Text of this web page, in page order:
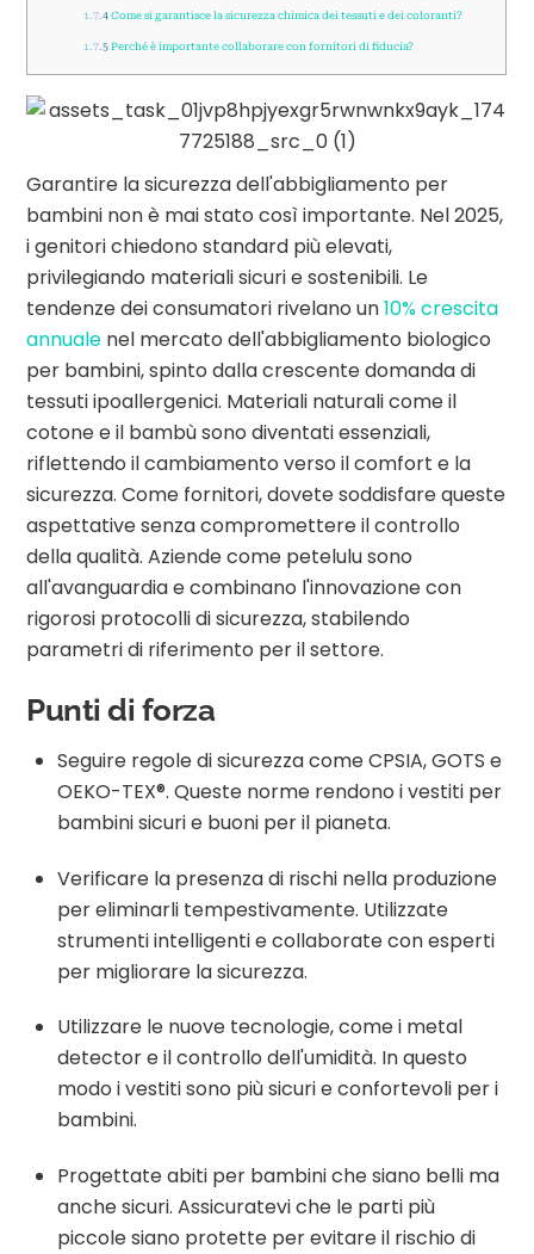
1.7.4 Come si garantisce la sicurezza chimica dei tessuti e dei coloranti?
1.7.5 Perché è importante collaborare con fornitori di fiducia?
Garantire la sicurezza dell'abbigliamento per
bambini non è mai stato così importante. Nel 2025,
i genitori chiedono standard più elevati,
privilegiando materiali sicuri e sostenibili. Le
tendenze dei consumatori rivelano un10% crescita
annuale nel mercato dell'abbigliamento biologico
per bambini, spinto dalla crescente domanda di
tessuti ipoallergenici. Materiali naturali come il
cotone e il bambù sono diventati essenziali,
riflettendo il cambiamento verso il comfort e la
sicurezza. Come fornitori, dovete soddisfare queste
aspettative senza compromettere il controllo
della qualità. Aziende come petelulu sono
all'avanguardia e combinano l'innovazione con
rigorosi protocolli di sicurezza, stabilendo
parametri di riferimento per il settore.
Punti di forza
Seguire regole di sicurezza come CPSIA, GOTS e
OEKO-TEX®. Queste norme rendono i vestiti per
bambini sicuri e buoni per il pianeta.
Verificare la presenza di rischi nella produzione
per eliminarli tempestivamente. Utilizzate
strumenti intelligenti e collaborate con esperti
per migliorare la sicurezza.
Utilizzare le nuove tecnologie, come i metal
detector e il controllo dell'umidità. In questo
modo i vestiti sono più sicuri e confortevoli per i
bambini.
Progettate abiti per bambini che siano belli ma
anche sicuri. Assicuratevi che le parti più
piccole siano protette per evitare il rischio di